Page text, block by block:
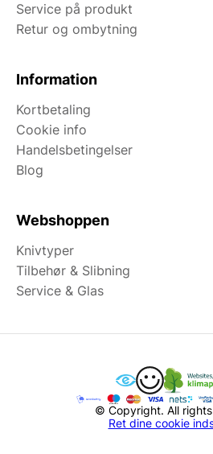
Service på produkt
Retur og ombytning
Information
Kortbetaling
Cookie info
Handelsbetingelser
Blog
Webshoppen
Knivtyper
Tilbehør & Slibning
Service & Glas
© Copyright. All
Ret dine cookie